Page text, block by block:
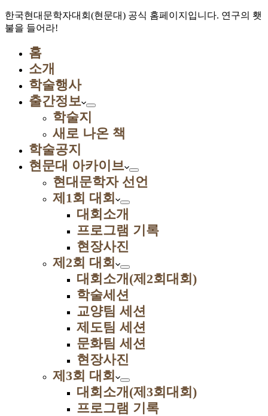
한국현대문학자대회(현문대) 공식 홈페이지입니다. 연구의 횃
불을 들어라!
홈
소개
학술행사
출간정보
학술지
새로 나온 책
학술공지
현문대 아카이브
현대문학자 선언
제1회 대회
대회소개
프로그램 기록
현장사진
제2회 대회
대회소개(제2회대회)
학술세션
교양팀 세션
제도팀 세션
문화팀 세션
현장사진
제3회 대회
대회소개(제3회대회)
프로그램 기록